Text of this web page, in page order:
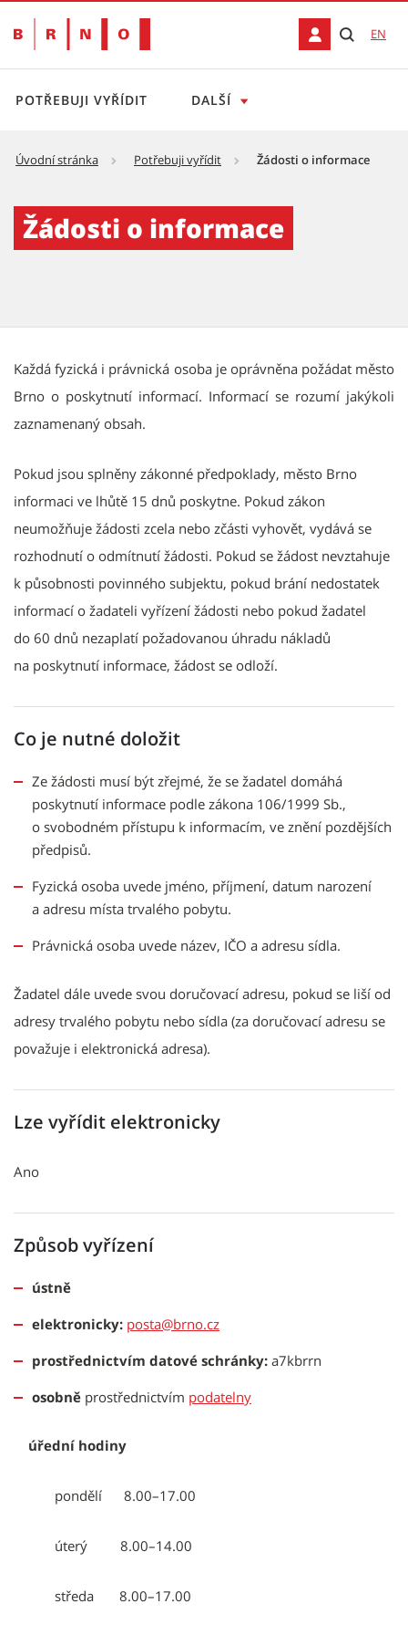
EN
POTŘEBUJI VYŘÍDIT DALŠÍ
Úvodní stránka Potřebuji vyřídit Žádosti o informace
Žádosti o informace
Popis
Každá fyzická i právnická osoba je oprávněna požádat město
Brno o poskytnutí informací. Informací se rozumí jakýkoli
zaznamenaný obsah.
Pokud jsou splněny zákonné předpoklady, město Brno
informaci ve lhůtě 15 dnů poskytne. Pokud zákon
neumožňuje žádosti zcela nebo zčásti vyhovět, vydává se
rozhodnutí o odmítnutí žádosti. Pokud se žádost nevztahuje
k působnosti povinného subjektu, pokud brání nedostatek
informací o žadateli vyřízení žádosti nebo pokud žadatel
do 60 dnů nezaplatí požadovanou úhradu nákladů
na poskytnutí informace, žádost se odloží.
Co je nutné doložit
Ze žádosti musí být zřejmé, že se žadatel domáhá
poskytnutí informace podle zákona 106/1999 Sb.,
o svobodném přístupu k informacím, ve znění pozdějších
předpisů.
Fyzická osoba uvede jméno, příjmení, datum narození
a adresu místa trvalého pobytu.
Právnická osoba uvede název, IČO a adresu sídla.
Žadatel dále uvede svou doručovací adresu, pokud se liší od
adresy trvalého pobytu nebo sídla (za doručovací adresu se
považuje i elektronická adresa).
Lze vyřídit elektronicky
Ano
Způsob vyřízení
ústně
elektronicky: posta@brno.cz
prostřednictvím datové schránky: a7kbrrn
osobně prostřednictvím podatelny
úřední hodiny
pondělí 8.00–17.00
úterý 8.00–14.00
středa 8.00–17.00